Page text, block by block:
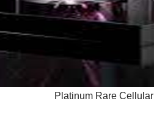
Platinum Rare Cellular